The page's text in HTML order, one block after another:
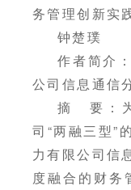
务管理创新实
钟楚璞
作者简介
公司信息通信
摘 要：
司“两融三型”
力有限公司信
度融合的财务